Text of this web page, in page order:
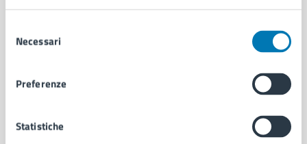
delNecessari
Preferenze
Statistiche
Aree amministrative
Uffici
Personale amministrativo